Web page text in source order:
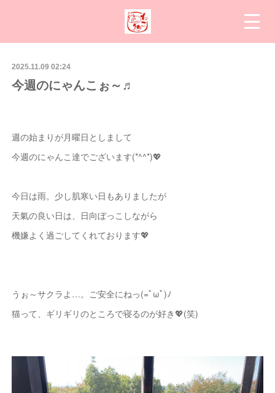
2025.11.09 02:24
今週のにゃんこぉ～♬
週の始まりが月曜日としまして
今週のにゃんこ達でございます(*^^*)💖
今日は雨。少し肌寒い日もありましたが
天氣の良い日は、日向ぼっこしながら
機嫌よく過ごしてくれております💖
うぉ～サクラよ…。ご安全にねっ(=ﾟωﾟ)ﾉ
猫って、ギリギリのところで寝るのが好き💖(笑)